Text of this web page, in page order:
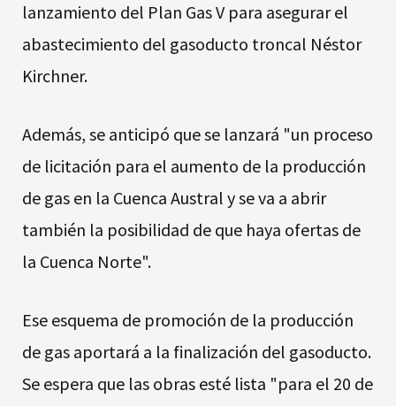
lanzamiento del Plan Gas V para asegurar el
abastecimiento del gasoducto troncal Néstor
Kirchner.
Además, se anticipó que se lanzará "un proceso
de licitación para el aumento de la producción
de gas en la Cuenca Austral y se va a abrir
también la posibilidad de que haya ofertas de
la Cuenca Norte".
Ese esquema de promoción de la producción
de gas aportará a la finalización del gasoducto.
Se espera que las obras esté lista "para el 20 de